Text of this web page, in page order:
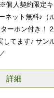
個人契約限定
ネット無料♪（
ーホン付き！
してます♪ サン
詳細